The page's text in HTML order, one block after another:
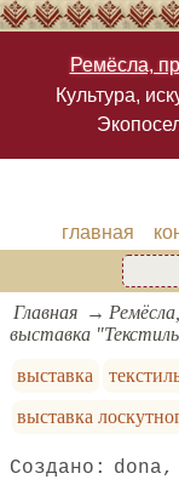
Ремёсла,
Культура,
главная
Главная
выставка
выставка
выставка
dona